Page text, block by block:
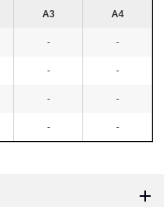
A3 A4
- -
- -
- -
- -